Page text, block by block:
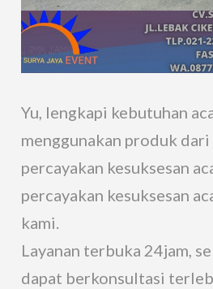
Yu, lengkapi kebutuhan
menggunakan produk dari
percayakan kesuksesan
percayakan kesuksesan
kami.
Layanan terbuka 24jam,
dapat berkonsultasi